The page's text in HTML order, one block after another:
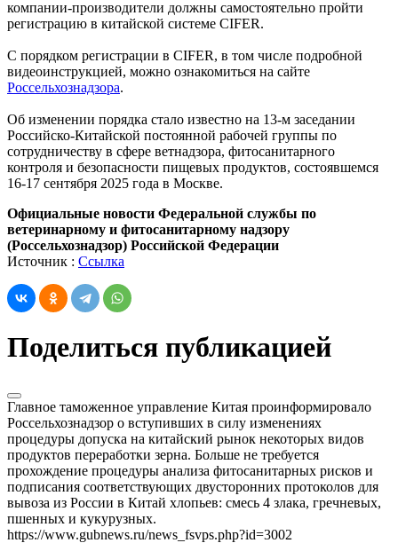
компании-производители должны самостоятельно пройти
регистрацию в китайской системе CIFER.
С порядком регистрации в CIFER, в том числе подробной
видеоинструкцией, можно ознакомиться на сайте
Россельхознадзора.
Об изменении порядка стало известно на 13-м заседании
Российско-Китайской постоянной рабочей группы по
сотрудничеству в сфере ветнадзора, фитосанитарного
контроля и безопасности пищевых продуктов, состоявшемся
16-17 сентября 2025 года в Москве.
Официальные новости Федеральной службы по
ветеринарному и фитосанитарному надзору
(Россельхознадзор) Российской Федерации
Источник : Ссылка
Поделиться публикацией
Главное таможенное управление Китая проинформировало
Россельхознадзор о вступивших в силу изменениях
процедуры допуска на китайский рынок некоторых видов
продуктов переработки зерна. Больше не требуется
прохождение процедуры анализа фитосанитарных рисков и
подписания соответствующих двусторонних протоколов для
вывоза из России в Китай хлопьев: смесь 4 злака, гречневых,
пшенных и кукурузных.
https://www.gubnews.ru/news_fsvps.php?id=3002